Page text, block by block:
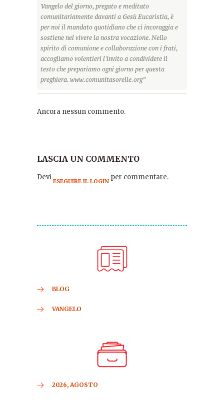
Vangelo del giorno, pregato e meditato
comunitariamente davanti a Gesù Eucaristia, è
per noi il mandato quotidiano che ci incoraggia e
sostiene nel vivere la nostra vocazione. Nello
spirito di comunione e collaborazione con i frati,
accogliamo volentieri l'invito a condividere il
testo che prepariamo ogni giorno per questa
preghiera. www.comunitasorelle.org”
Ancora nessun commento.
LASCIA UN COMMENTO
Devi ESEGUIRE IL LOGIN per commentare.
BLOG
VANGELO
2026, AGOSTO